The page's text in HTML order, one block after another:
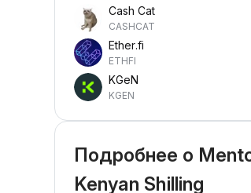
Cash Cat
CASHCAT
Ether.fi
ETHFI
KGeN
KGEN
Подробнее о
Kenyan Shilling